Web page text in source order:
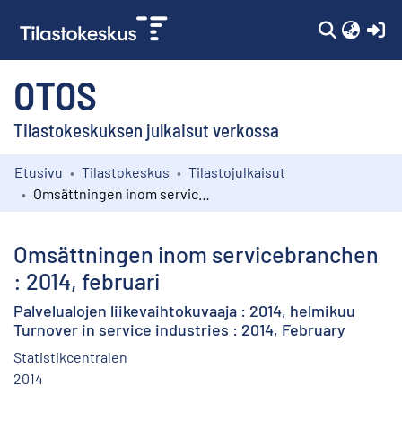
OTOS
Tilastokeskuksen julkaisut verkossa
Kokoelmat
Etusivu Tilastokeskus
Tilastojulkaisut
Omsättningen inom servicebranchen
: 2014, februari
Palvelualojen liikevaihtokuvaaja : 2014, helmikuu
Turnover in service industries : 2014, February
Statistikcentralen
2014